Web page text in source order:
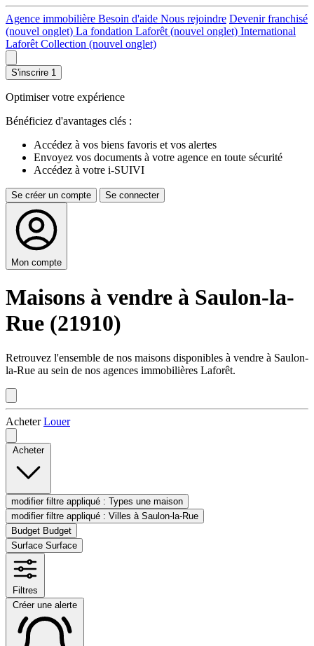
Agence immobilière Besoin d'aide Nous rejoindre Devenir franchisé
(nouvel onglet) La fondation Laforêt (nouvel onglet) International
Laforêt Collection (nouvel onglet)
S'inscrire 1
Optimiser votre expérience
Bénéficiez d'avantages clés :
Accédez à vos biens favoris et vos alertes
Envoyez vos documents à votre agence en toute sécurité
Accédez à votre i-SUIVI
Se créer un compte Se connecter
Mon compte
Maisons à vendre à Saulon-la-
Rue (21910)
Retrouvez l'ensemble de nos maisons disponibles à vendre à Saulon-
la-Rue au sein de nos agences immobilières Laforêt.
AcheterLouer
Acheter
modifier filtre appliqué : Types une maison
modifier filtre appliqué : Villes à Saulon-la-Rue
Budget Budget
Surface Surface
Filtres
Créer une alerte